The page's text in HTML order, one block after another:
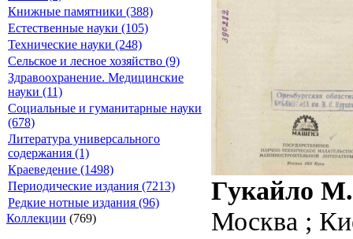
Книжные памятники (388)
Естественные науки (105)
Технические науки (248)
Сельское и лесное хозяйство (9)
Здравоохранение. Медицинские
науки (11)
Социальные и гуманитарные науки
(678)
Литература универсального
содержания (1)
Краеведение (1498)
Периодические издания (7213)
Редкие нотные издания (96)
Коллекции (769)
Гукайло
Москва ;